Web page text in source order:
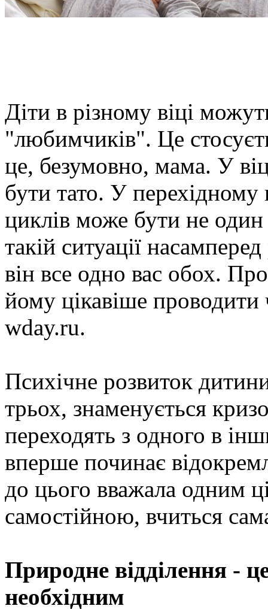
Діти в різному віці
"любимчиків". Це
це, безумовно, мама. У
бути тато. У перехідному
циклів може бути не
такій ситуації
він все одно вас обох.
йому цікавіше
wday.ru.
Психічне розвиток
трьох, знаменується
переходять з одного в
вперше починає
до цього вважала одним
самостійною, вчиться
Природне відділення -
необхідним